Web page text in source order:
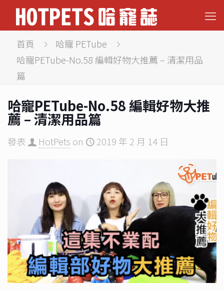
首頁
哈寵 PETube
哈寵PETube-No.58 編輯好物大推薦 – 清潔用品
篇
哈寵PETube-No.58 編輯好物大推
薦 – 清潔用品篇
發表 HotPets on 2019 年 2 月 14 日